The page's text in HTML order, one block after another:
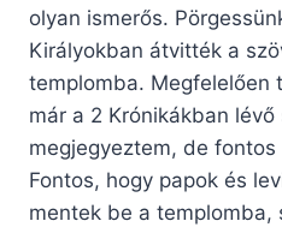
olyan ismerős.
Királyokban átvitték a
templomba. Megfelelően
már a 2 Krónikákban
megjegyeztem, de fontos
Fontos, hogy papok és
mentek be a templomba,